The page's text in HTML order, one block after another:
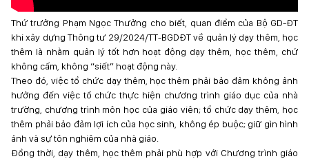
Thứ trưởng Phạm Ngọc Thưởng cho biết, quan điểm của Bộ GD-ĐT
khi xây dựng Thông tư 29/2024/TT-BGDĐT về quản lý dạy thêm, học
thêm là nhằm quản lý tốt hơn hoạt động dạy thêm, học thêm, chứ
không cấm, không “siết” hoạt động này.
Theo đó, việc tổ chức dạy thêm, học thêm phải bảo đảm không ảnh
hưởng đến việc tổ chức thực hiện chương trình giáo dục của nhà
trường, chương trình môn học của giáo viên; tổ chức dạy thêm, học
thêm phải bảo đảm lợi ích của học sinh, không ép buộc; giữ gìn hình
ảnh và sự tôn nghiêm của nhà giáo.
Đồng thời, dạy thêm, học thêm phải phù hợp với Chương trình giáo